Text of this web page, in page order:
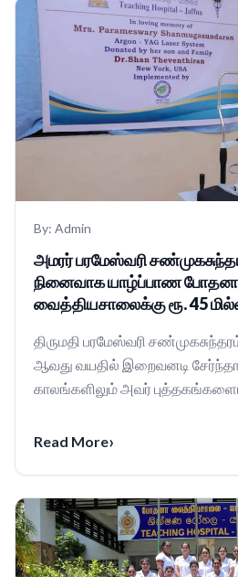
By: Admin
அமரர் பரமேஸ்வரி
நினைவாக யாழ்ப்பாண
வைத்தியசாலைக்கு ரூ. 45
திருமதி பரமேஸ்வரி
ஆவது வயதில் இறைவனடி
காலங்களிலும் அவர்
Read More›